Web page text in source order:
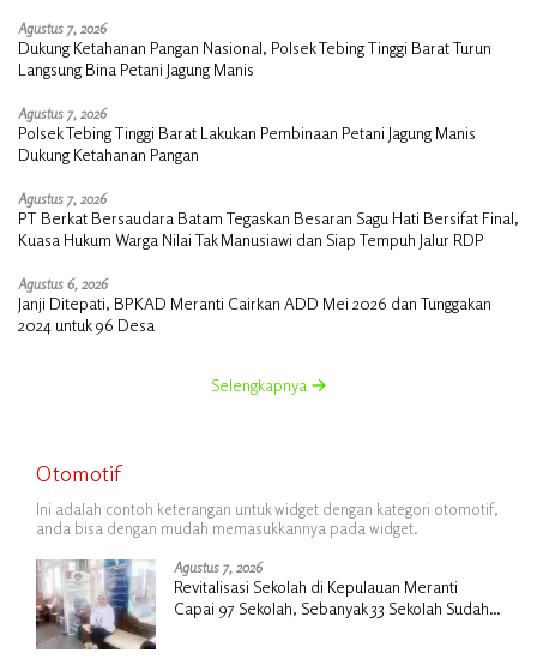
Agustus 7, 2026
Dukung Ketahanan Pangan Nasional, Polsek Tebing Tinggi Barat Turun
Langsung Bina Petani Jagung Manis
Agustus 7, 2026
Polsek Tebing Tinggi Barat Lakukan Pembinaan Petani Jagung Manis
Dukung Ketahanan Pangan
Agustus 7, 2026
PT Berkat Bersaudara Batam Tegaskan Besaran Sagu Hati Bersifat Final,
Kuasa Hukum Warga Nilai Tak Manusiawi dan Siap Tempuh Jalur RDP
Agustus 6, 2026
Janji Ditepati, BPKAD Meranti Cairkan ADD Mei 2026 dan Tunggakan
2024 untuk 96 Desa
Selengkapnya
Otomotif
Ini adalah contoh keterangan untuk widget dengan kategori otomotif,
anda bisa dengan mudah memasukkannya pada widget.
Agustus 7, 2026
Revitalisasi Sekolah di Kepulauan Meranti
Capai 97 Sekolah, Sebanyak 33 Sekolah Sudah